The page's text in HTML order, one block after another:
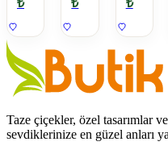
₺
₺
₺
Taze çiçekler, özel tasarımlar
sevdiklerinize en güzel anları